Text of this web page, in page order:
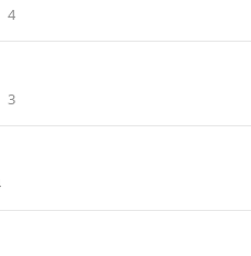
조회수
4
조회수
3
회수